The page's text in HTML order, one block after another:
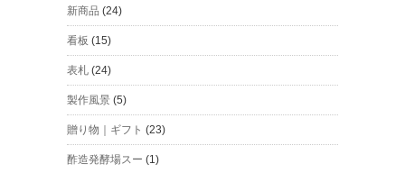
新商品 (24)
看板 (15)
表札 (24)
製作風景 (5)
贈り物｜ギフト (23)
酢造発酵場スー (1)